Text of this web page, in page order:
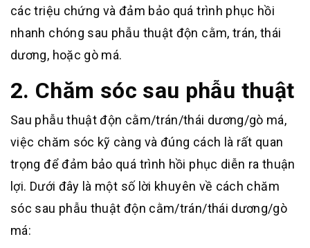
các triệu chứng và đảm bảo quá trình phục hồi
nhanh chóng sau phẫu thuật độn cằm, trán, thái
dương, hoặc gò má.
2. Chăm sóc sau phẫu thuật
Sau phẫu thuật độn cằm/trán/thái dương/gò má,
việc chăm sóc kỹ càng và đúng cách là rất quan
trọng để đảm bảo quá trình hồi phục diễn ra thuận
lợi. Dưới đây là một số lời khuyên về cách chăm
sóc sau phẫu thuật độn cằm/trán/thái dương/gò
má: